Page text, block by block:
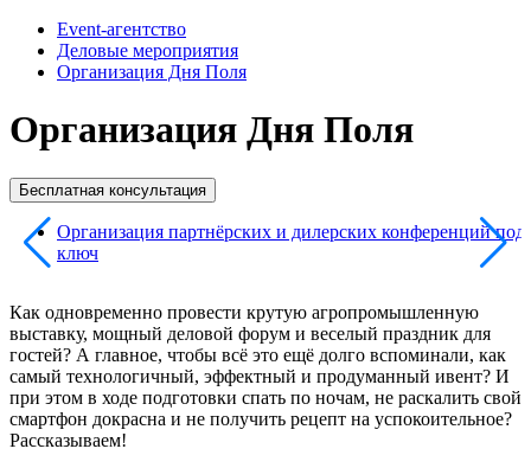
Event-агентство
Деловые мероприятия
Организация Дня Поля
Организация Дня Поля
Бесплатная консультация
Организация партнёрских и дилерских конференций под
ключ
Как одновременно провести крутую агропромышленную
выставку, мощный деловой форум и веселый праздник для
гостей? А главное, чтобы всё это ещё долго вспоминали, как
самый технологичный, эффектный и продуманный ивент? И
при этом в ходе подготовки спать по ночам, не раскалить свой
смартфон докрасна и не получить рецепт на успокоительное?
Рассказываем!